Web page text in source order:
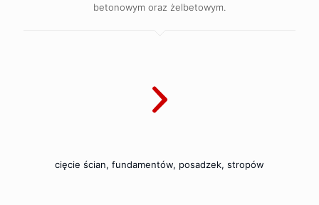
betonowym oraz żelbetowym.
cięcie ścian, fundamentów, posadzek, stropów